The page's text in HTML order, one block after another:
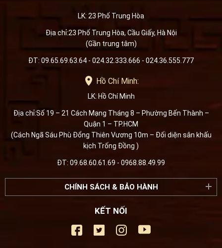
LK: 23 Phố Trung Hòa
Địa chỉ:23 Phố Trung Hòa, Cầu Giấy, Hà Nội
(Gần trung tâm)
ĐT: 09.65.69.63.64 - 024.32.333.666 - 024.36.555.777
Hồ Chí Minh:
LK: Hồ Chí Minh
Địa chỉ:Số 19 – 21 Cách Mạng Tháng 8 – Phường Bến Thành –
Quận 1 – TP.HCM
(Cách Ngã Sáu Phù Đổng Thiên Vương 10m – Đối diện sân khấu
kịch Trống Đồng )
ĐT: 09.68.60.61.69 - 0968.88.49.99
CHÍNH SÁCH & BẢO HÀNH
KẾT NỐI